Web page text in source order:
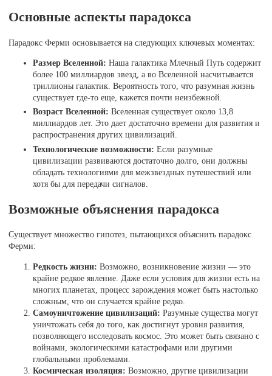
Основные аспекты парадокса
Парадокс Ферми основывается на следующих ключевых моментах:
Размер Вселенной: Наша галактика Млечный Путь содержит
более 100 миллиардов звезд, а во Вселенной насчитывается
триллионы галактик. Вероятность того, что разумная жизнь
существует где-то еще, кажется почти неизбежной.
Возраст Вселенной: Вселенная существует около 13,8
миллиардов лет. Это дает достаточно времени для развития и
распространения других цивилизаций.
Технологические возможности: Если разумные
цивилизации развиваются достаточно долго, они должны
обладать технологиями для межзвездных путешествий или
хотя бы для передачи сигналов.
Возможные объяснения парадокса
Существует множество гипотез, пытающихся объяснить парадокс
Ферми:
Редкость жизни: Возможно, возникновение жизни — это
крайне редкое явление. Даже если условия для жизни есть на
многих планетах, процесс зарождения может быть настолько
сложным, что он случается крайне редко.
Самоуничтожение цивилизаций: Разумные существа могут
уничтожать себя до того, как достигнут уровня развития,
позволяющего исследовать космос. Это может быть связано с
войнами, экологическими катастрофами или другими
глобальными проблемами.
Космическая изоляция: Возможно, другие цивилизации